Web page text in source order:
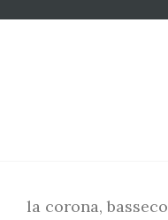
la corona,